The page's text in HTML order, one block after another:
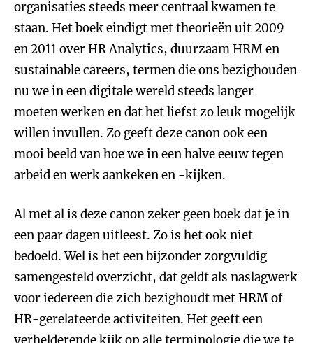
organisaties steeds meer centraal kwamen te
staan. Het boek eindigt met theorieën uit 2009
en 2011 over HR Analytics, duurzaam HRM en
sustainable careers, termen die ons bezighouden
nu we in een digitale wereld steeds langer
moeten werken en dat het liefst zo leuk mogelijk
willen invullen. Zo geeft deze canon ook een
mooi beeld van hoe we in een halve eeuw tegen
arbeid en werk aankeken en -kijken.
Al met al is deze canon zeker geen boek dat je in
een paar dagen uitleest. Zo is het ook niet
bedoeld. Wel is het een bijzonder zorgvuldig
samengesteld overzicht, dat geldt als naslagwerk
voor iedereen die zich bezighoudt met HRM of
HR-gerelateerde activiteiten. Het geeft een